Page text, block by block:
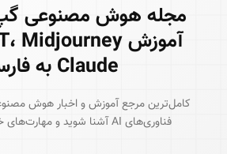
مجله هوش مصنوعی
آموزش
، Midjourney
Claude به
کامل‌ترین مرجع آموزش و اخبار هوش
فناوری‌های AIآشنا شوید و مهارت‌های